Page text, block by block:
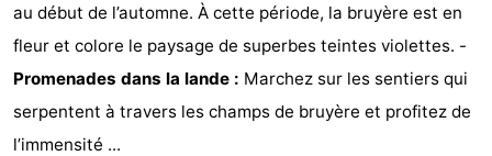
au début de l’automne. À cette période, la bruyère est en
fleur et colore le paysage de superbes teintes violettes. -
Promenades dans la lande : Marchez sur les sentiers qui
serpentent à travers les champs de bruyère et profitez de
l’immensité ...